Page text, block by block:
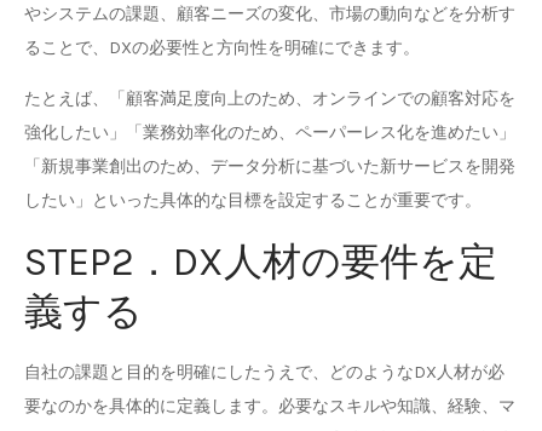
やシステムの課題、顧客ニーズの変化、市場の動向などを分析す
ることで、DXの必要性と方向性を明確にできます。
たとえば、「顧客満足度向上のため、オンラインでの顧客対応を
強化したい」「業務効率化のため、ペーパーレス化を進めたい」
「新規事業創出のため、データ分析に基づいた新サービスを開発
したい」といった具体的な目標を設定することが重要です。
STEP2．DX人材の要件を定
義する
自社の課題と目的を明確にしたうえで、どのようなDX人材が必
要なのかを具体的に定義します。必要なスキルや知識、経験、マ